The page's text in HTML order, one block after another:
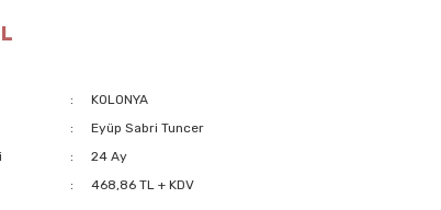
KOLONYA
Eyüp Sabri Tuncer
24 Ay
468,86 TL + KDV